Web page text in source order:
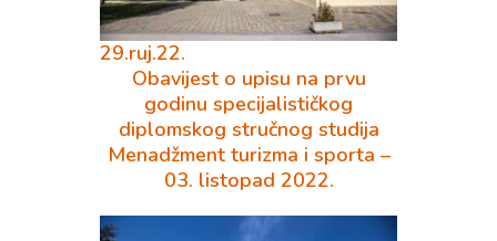
29.ruj.22.
Obavijest o upisu na prvu
godinu specijalističkog
diplomskog stručnog studija
Menadžment turizma i sporta –
03. listopad 2022.